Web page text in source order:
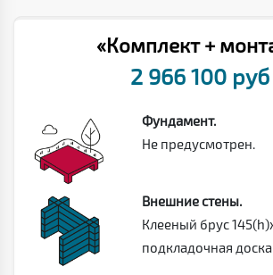
«Комплект +
2 966 100 руб
Фундамент.
Не предусмотрен.
Внешние стены.
Клееный брус
подкладочная